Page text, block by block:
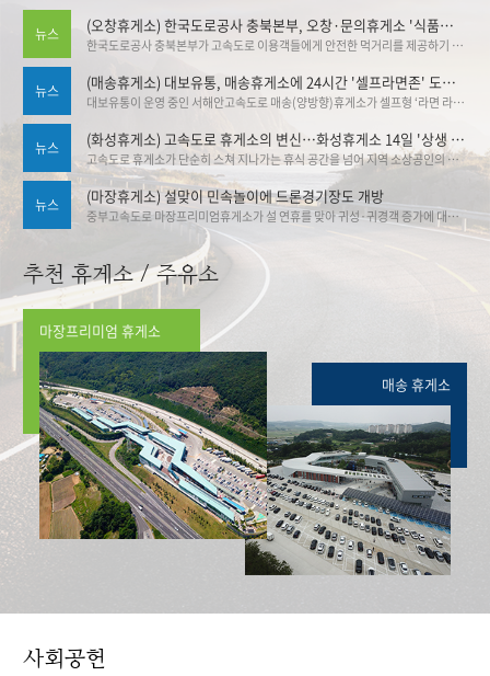
뉴스 (오창휴게소) 한국도로공사 충북본부, 오창·문의휴게소 '식품안심구역' 추가 지정
한국도로공사 충북본부가 고속도로 이용객들에게 안전한 먹거리를 제공하기 위해 관내 휴게소의 식품안심구역 지정을 대폭 확대했다. 도공 충북본부는 오창(양방향)휴게소와 문의청남대(양방향)휴게소가 식품안심구역으로 추가 지정됨에 따라, 오창(하남방향)휴게소에서 공식 지정식을 개최했다. 기사출처▶한국도로공사 충북본부, 오창·문의휴게소 '식품안심구역' 추가 지정:브레이크뉴스
뉴스 (매송휴게소) 대보유통, 매송휴게소에 24시간 '셀프라면존' 도입 … 30종 라면 직접 골라 조리
대보유통이 운영 중인 서해안고속도로 매송(양방향)휴게소가 셀프형 ‘라면 라이브러리 존’을 설치·운영하고 있어 화제다. 이를 통해 휴게소 가격 안정 그리고 야간 고객 서비스 강화라는 두 마리 토끼 잡기에 나섰다. 기사출처 ▶대보유통, 매송휴게소에 24시간 '셀프라면존' 도입 … 30종 라면 직접 골라 조리 | 뉴데일리
뉴스 (화성휴게소) 고속도로 휴게소의 변신…화성휴게소 14일 '상생 플리마켓'
고속도로 휴게소가 단순히 스쳐 지나가는 휴식 공간을 넘어 지역 소상공인의 판로를 열고 관광을 활성화하는 '상생 플랫폼'으로 변신한다. ▶ 기사링크 :고속도로 휴게소의 변신…화성휴게소 14일 '상생 플리마켓'
뉴스 (마장휴게소) 설맞이 민속놀이에 드론경기장도 개방
중부고속도로 마장프리미엄휴게소가 설 연휴를 맞아 귀성·귀경객 증가에 대비한 특별 운영에 돌입했다고 밝혔다. 중부고속도로 마장프리미엄휴게소에서 민속놀이 이벤트를 즐길 수 있다. 기사링크 ▶중부 대보 마장휴게소, 설 맞이 특별 이벤트 - 스포츠Q(큐)
추천 휴게소 / 주유소
마장프리미엄 휴게소
매송 휴게소
사회공헌